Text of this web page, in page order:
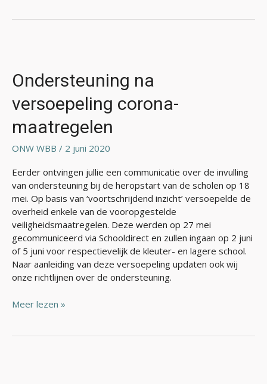
Ondersteuning na
versoepeling corona-
maatregelen
ONW WBB / 2 juni 2020
Eerder ontvingen jullie een communicatie over de invulling
van ondersteuning bij de heropstart van de scholen op 18
mei. Op basis van ‘voortschrijdend inzicht’ versoepelde de
overheid enkele van de vooropgestelde
veiligheidsmaatregelen. Deze werden op 27 mei
gecommuniceerd via Schooldirect en zullen ingaan op 2 juni
of 5 juni voor respectievelijk de kleuter- en lagere school.
Naar aanleiding van deze versoepeling updaten ook wij
onze richtlijnen over de ondersteuning.
versoepeling
corona-
maatregelen
Meer lezen »